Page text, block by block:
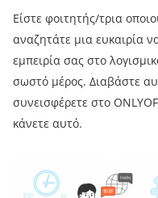
Είστε φοιτητής/τρια
αναζητάτε μια ευκαιρία
εμπειρία σας στο
σωστό μέρος. Διαβάστε
συνεισφέρετε στο
κάνετε αυτό.